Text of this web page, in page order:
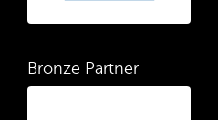
Bronze Partner